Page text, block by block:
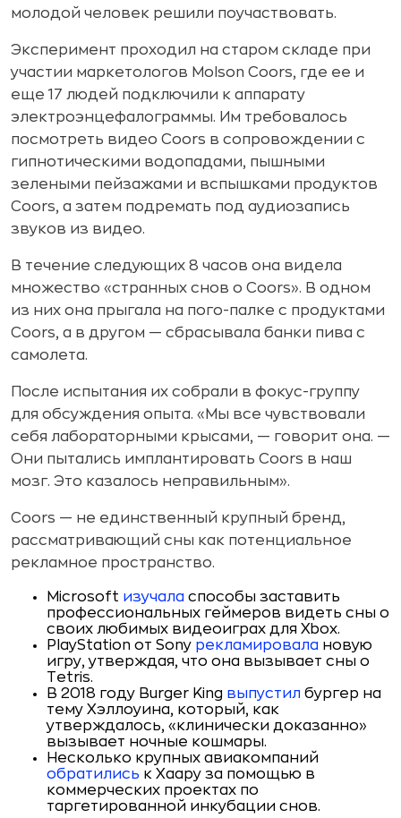
молодой человек решили поучаствовать.
Эксперимент проходил на старом складе при
участии маркетологов Molson Coors, где ее и
еще 17 людей подключили к аппарату
электроэнцефалограммы. Им требовалось
посмотреть видео Coors в сопровождении с
гипнотическими водопадами, пышными
зелеными пейзажами и вспышками продуктов
Coors, а затем подремать под аудиозапись
звуков из видео.
В течение следующих 8 часов она видела
множество «странных снов о Coors». В одном
из них она прыгала на пого-палке с продуктами
Coors, а в другом — сбрасывала банки пива с
самолета.
После испытания их собрали в фокус-группу
для обсуждения опыта. «Мы все чувствовали
себя лабораторными крысами, — говорит она. —
Они пытались имплантировать Coors в наш
мозг. Это казалось неправильным».
Coors — не единственный крупный бренд,
рассматривающий сны как потенциальное
рекламное пространство.
Microsoft изучала способы заставить
профессиональных геймеров видеть сны о
своих любимых видеоиграх для Xbox.
PlayStation от Sony рекламировала новую
игру, утверждая, что она вызывает сны о
Tetris.
В 2018 году Burger King выпустил бургер на
тему Хэллоуина, который, как
утверждалось, «клинически доказанно»
вызывает ночные кошмары.
Несколько крупных авиакомпаний
обратились к Хаару за помощью в
коммерческих проектах по
таргетированной инкубации снов.